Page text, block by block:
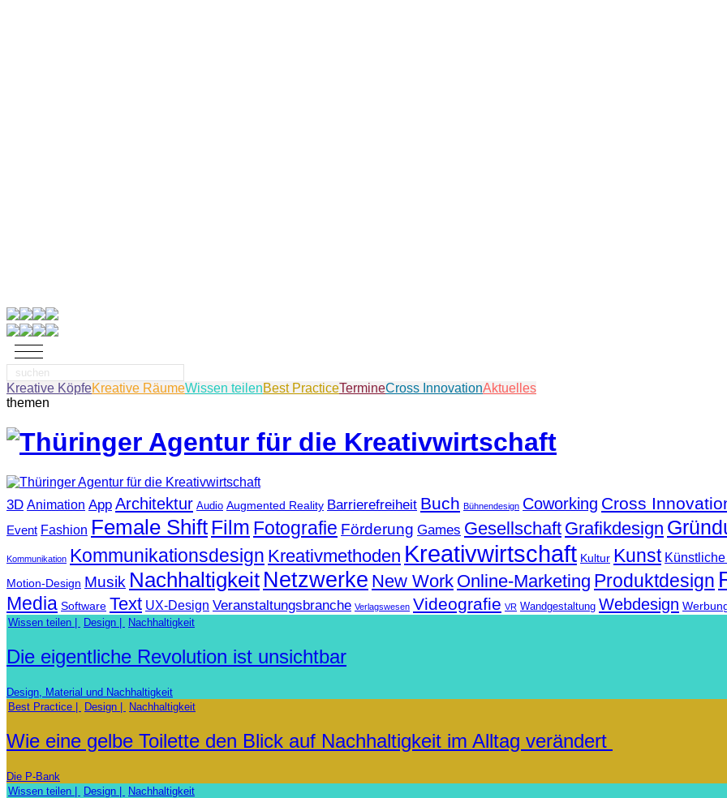
Suche
nach:
Kreative KöpfeKreative RäumeWissen teilenBest PracticeTermineCross InnovationAktuelles
themen
3D Animation App Architektur Audio Augmented Reality Barrierefreiheit Buch Bühnendesign Coworking Cross
Event Fashion Female Shift Film Fotografie Förderung Games Gesellschaft Grafikdesign
Kommunikation Kommunikationsdesign Kreativmethoden Kreativwirtschaft Kultur Kunst
Motion-Design Musik Nachhaltigkeit Netzwerke New Work Online-Marketing Produktdesign
Media Software Text UX-Design Veranstaltungsbranche Verlagswesen Videografie VR Wandgestaltung Webdesign
Wissen teilen Design Nachhaltigkeit
Die eigentliche Revolution ist unsichtbar
Design, Material und Nachhaltigkeit
Best Practice
Design Nachhaltigkeit
Wie eine gelbe Toilette den Blick auf Nachhaltigkeit im Alltag verändert
Die P-Bank
Wissen teilen
Design Nachhaltigkeit